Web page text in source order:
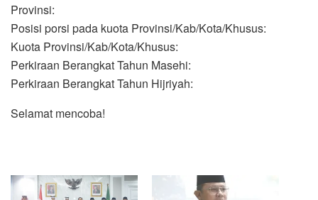
Provinsi:
Posisi porsi pada kuota Provinsi/Kab/Kota/Khusus:
Kuota Provinsi/Kab/Kota/Khusus:
Perkiraan Berangkat Tahun Masehi:
Perkiraan Berangkat Tahun Hijriyah:
Selamat mencoba!